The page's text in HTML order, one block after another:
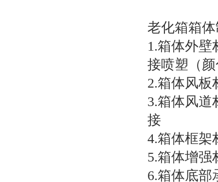
老化箱箱
1.箱体外壁
接喷塑（
2.箱体风板
3.箱体风道
接
4.箱体框架
5.箱体增强
6.箱体底部